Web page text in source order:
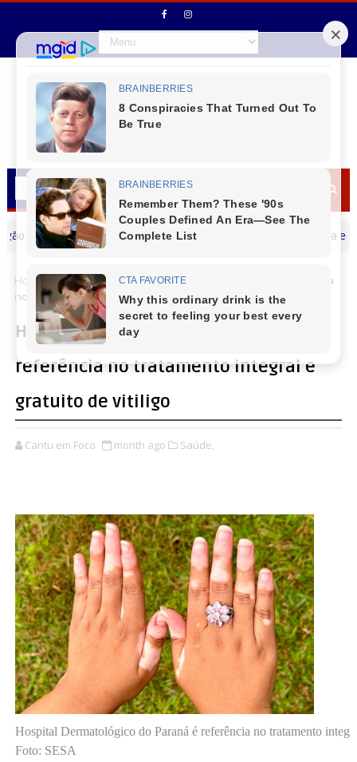
do Iguaçu segue desenvolvendo cursos e oficinas com a equipe do
Home Saúde
Hospital Dermatológico do Paraná é referência
no tratamento integral e gratuito de vitiligo
Hospital Dermatológico do Paraná é
referência no tratamento integral e
gratuito de vitiligo
Cantu em Foco month ago Saúde,
Hospital Dermatológico do Paraná é referência no tratamento
Foto: SESA